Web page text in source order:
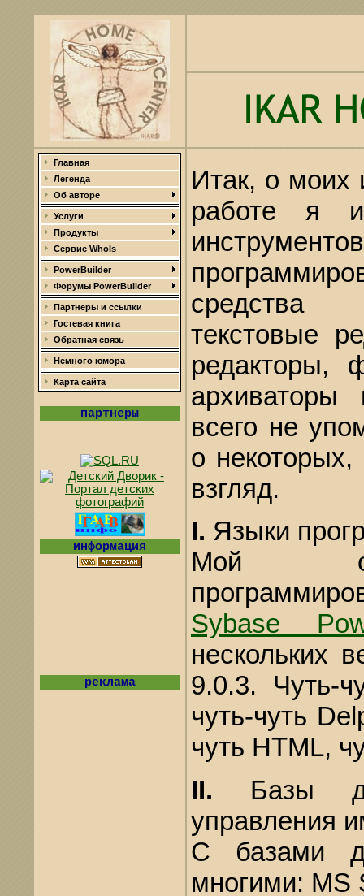
Главная
Легенда
Об авторе
Услуги
Продукты
Сервис WhoIs
PowerBuilder
Форумы PowerBuilder
Партнеры и ссылки
Гостевая книга
Обратная связь
Немного юмора
Карта сайта
партнеры
информация
реклама
Итак, о моих
работе я
средства
текстовые
редакторы,
всего не
о
взгляд.
I. Языки
Мой
Sybase
нескольких
9.0.3. Чуть-
чуть-чуть
чуть HTML,
II. Базы
управления
С базами
многими: MS